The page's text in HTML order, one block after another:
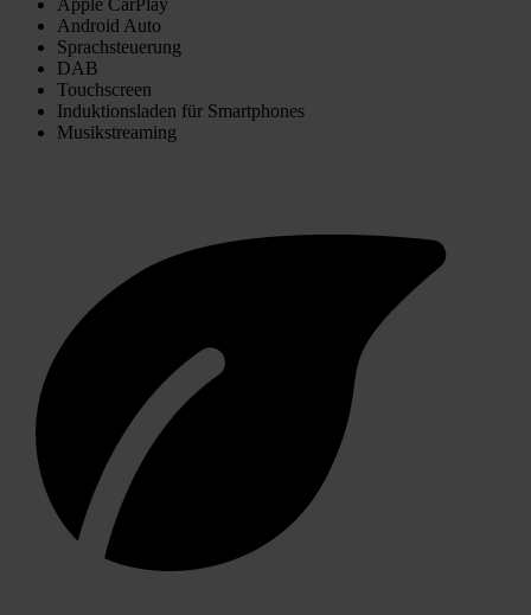
Apple CarPlay
Android Auto
Sprachsteuerung
DAB
Touchscreen
Induktionsladen für Smartphones
Musikstreaming